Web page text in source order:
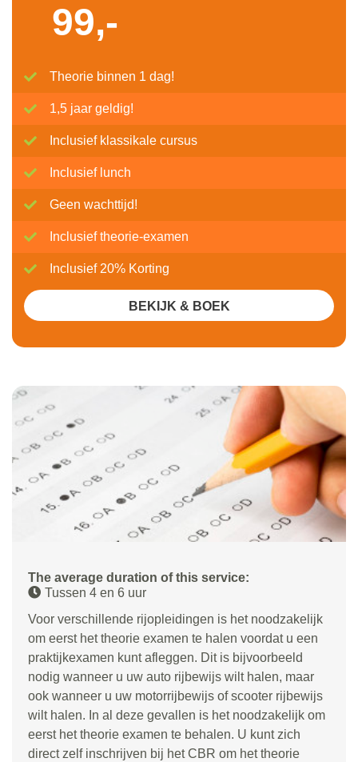
The average duration of this service:
Tussen 4 en 6 uur
Voor verschillende rijopleidingen is het noodzakelijk
om eerst het theorie examen te halen voordat u een
praktijkexamen kunt afleggen. Dit is bijvoorbeeld
nodig wanneer u uw auto rijbewijs wilt halen, maar
ook wanneer u uw motorrijbewijs of scooter rijbewijs
wilt halen. In al deze gevallen is het noodzakelijk om
eerst het theorie examen te behalen. U kunt zich
direct zelf inschrijven bij het CBR om het theorie
99,-
Theorie binnen 1 dag!
1,5 jaar geldig!
Inclusief klassikale cursus
Inclusief lunch
Geen wachttijd!
Inclusief theorie-examen
Inclusief 20% Korting
BEKIJK & BOEK